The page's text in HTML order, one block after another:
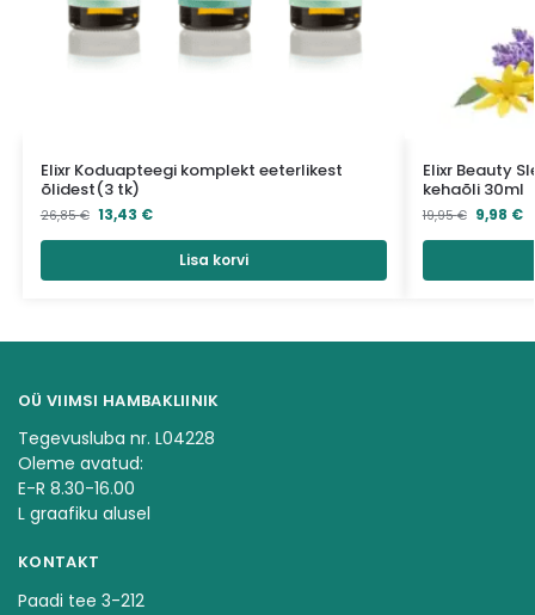
Elixr Koduapteegi komplekt eeterlikest
õlidest(3 tk)
26,85€ 13,43 €
Lisa korvi
Elixr Beauty
kehaõli 30ml
19,95€ 9,98 €
OÜ VIIMSI HAMBAKLIINIK
Tegevusluba nr. L04228
Oleme avatud:
E-R 8.30-16.00
L graafiku alusel
KONTAKT
Paadi tee 3-212